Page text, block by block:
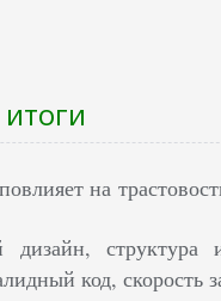
на
дизайн, структура
код, скорость